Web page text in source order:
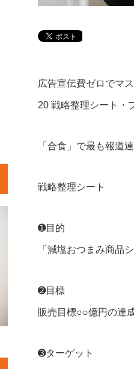
広告宣伝費ゼロでマ
20 戦略整理シート・
「合食」で最も報道
戦略整理シート
➊目的
「減塩おつまみ商品
➋目標
販売目標○○億円の達
➌ターゲット